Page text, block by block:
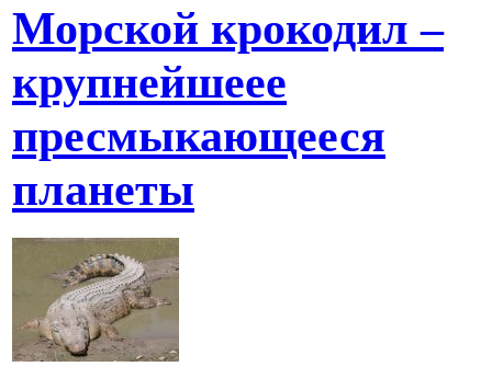
Морской крокодил –
крупнейшеее
пресмыкающееся
планеты